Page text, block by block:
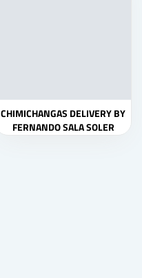
CHIMICHANGAS DELIVERY BY
FERNANDO SALA SOLER